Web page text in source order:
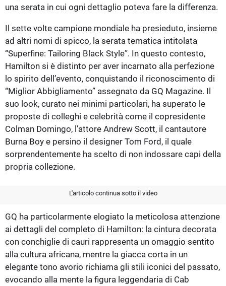
una serata in cui ogni dettaglio poteva fare la differenza.
Il sette volte campione mondiale ha presieduto, insieme
ad altri nomi di spicco, la serata tematica intitolata
“Superfine: Tailoring Black Style”. In questo contesto,
Hamilton si è distinto per aver incarnato alla perfezione
lo spirito dell’evento, conquistando il riconoscimento di
“Miglior Abbigliamento” assegnato da GQ Magazine. Il
suo look, curato nei minimi particolari, ha superato le
proposte di colleghi e celebrità come il copresidente
Colman Domingo, l’attore Andrew Scott, il cantautore
Burna Boy e persino il designer Tom Ford, il quale
sorprendentemente ha scelto di non indossare capi della
propria collezione.
L'articolo continua sotto il video
GQ ha particolarmente elogiato la meticolosa attenzione
ai dettagli del completo di Hamilton: la cintura decorata
con conchiglie di cauri rappresenta un omaggio sentito
alla cultura africana, mentre la giacca corta in un
elegante tono avorio richiama gli stili iconici del passato,
evocando alla mente la figura leggendaria di Cab